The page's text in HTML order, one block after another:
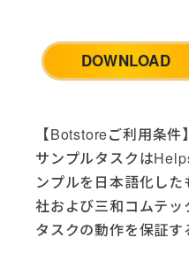
DOWNLOAD
【Botstoreご利用条
サンプルタスクは
ンプルを日本語化し
社および三和コムテ
タスクの動作を保証す
McAfee AntiVirus (1)
Microsoft Dynamics
Microsoft Office (5)
Microsoft SQL
Microsoft Teams (1)
Microsoft Windows
Opsgenie (3)
PowerShell (6)